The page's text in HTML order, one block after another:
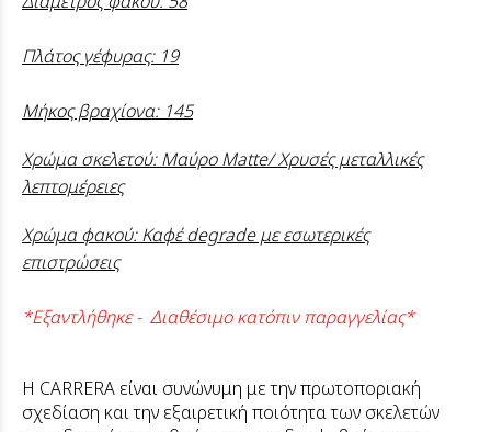
Πλάτος γέφυρας: 19
Μήκος βραχίονα: 145
Χρώμα σκελετού: Μαύρο Matte/ Χρυσές μεταλλικές
λεπτομέρειες
Χρώμα φακού: Καφέ degrade με εσωτερικές
επιστρώσεις
*Εξαντλήθηκε - Διαθέσιμο κατόπιν παραγγελίας*
H CARRERA είναι συνώνυμη με την πρωτοποριακή
σχεδίαση και την εξαιρετική ποιότητα των σκελετών